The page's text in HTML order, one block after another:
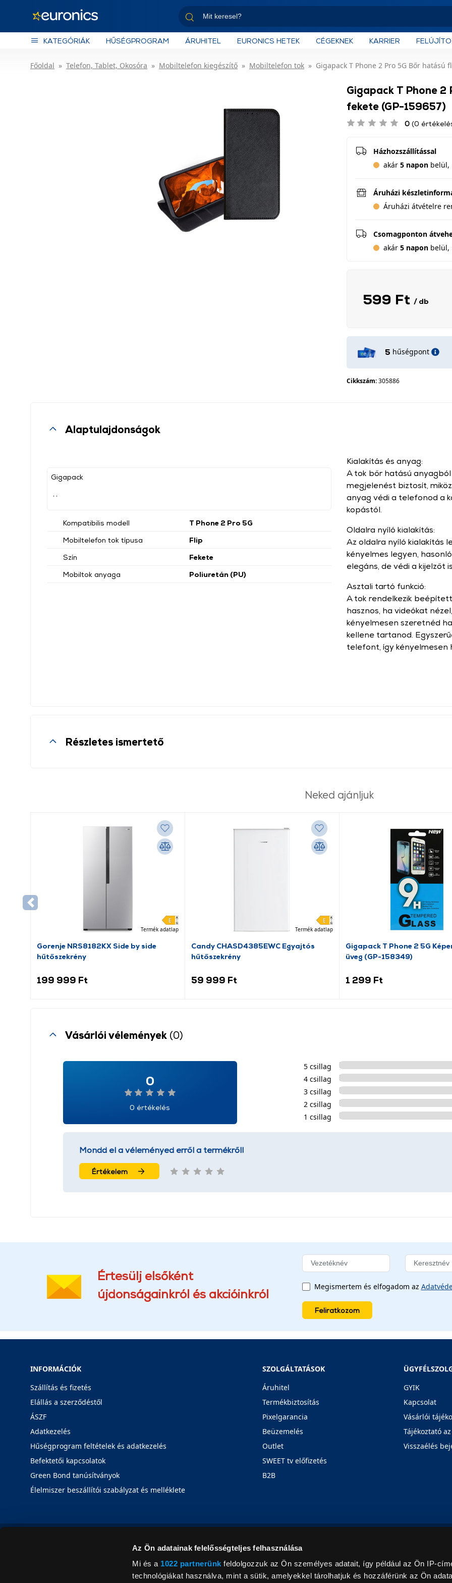
Az Ön adatainak felelősségteljes felhasználása
Mi és a 1022 partnerünk feldolgozzuk az Ön személyes adatait, így például az Ön IP-
technológiákat használva, mint a sütik, amelyekkel tárolhatjuk és hozzáférünk az Ön
KATEGÓRIÁK HŰSÉGPROGRAM ÁRUHITEL EURONICS HETEK CÉGEKNEK KARRIER
Főoldal Telefon, Tablet, Okosóra Mobiltelefon kiegészítő Mobiltelefon tok Gigapack T Phone 2 Pro 5G Bőr hatású
Gigapack T Phone
fekete (GP-159657)
0 (0
Házhozszállítással
akár 5 napon belül,
Áruházi
Áruházi átvételre
Csomagponton
akár 5 napon belül,
599 Ft / db
5 hűségpont
Cikkszám:305886
Alaptulajdonságok
Gigapack
Kompatibilis modell
T Phone 2 Pro 5G
Mobiltelefon tok típusa
Flip
Szín
Fekete
Mobiltok anyaga
Poliuretán (PU)
Kialakítás és anyag:
A tok bőr hatású anyagból
megjelenést biztosít,
anyag védi a telefonod a
kopástól.
Oldalra nyíló kialakítás:
Az oldalra nyíló kialakítás
kényelmes legyen,
elegáns, de védi a kijelzőt
Asztali tartó funkció:
A tok rendelkezik
hasznos, ha videókat
kényelmesen szeretnéd
kellene tartanod.
telefont, így kényelmesen
Részletes ismertető
Neked ajánljuk
Termék adatlap
Gorenje NRS8182KX Side by side
hűtőszekrény
199 999 Ft
Termék adatlap
Candy CHASD4385EWC Egyajtós
hűtőszekrény
59 999 Ft
Gigapack T Phone 2 5G
üveg (GP-158349)
1 299 Ft
Vásárlói vélemények (0)
0
0 értékelés
5 csillag
4 csillag
3 csillag
2 csillag
1 csillag
Mondd el a véleményed erről a termékről!
Értékelem
Értesülj elsőként
újdonságainkról és akcióinkról
Megismertem és elfogadom az
Feliratkozom
INFORMÁCIÓK
Szállítás és fizetés
Elállás a szerződéstől
ÁSZF
Adatkezelés
Hűségprogram feltételek és adatkezelés
Befektetői kapcsolatok
Green Bond tanúsítványok
Élelmiszer beszállítói szabályzat és melléklete
SZOLGÁLTATÁSOK
Áruhitel
Termékbiztosítás
Pixelgarancia
Beüzemelés
Outlet
SWEET tv előfizetés
B2B
GYIK
Kapcsolat
Vásárlói
Tájékoztató
Visszaélés